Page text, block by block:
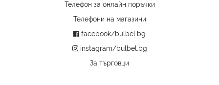
Телефон за онлайн поръчки
Телефони на магазини
facebook/bulbel.bg
instagram/bulbel.bg
За търговци